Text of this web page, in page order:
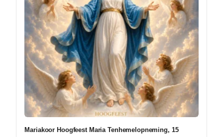
Mariakoor Hoogfeest Maria Tenhemelopneming, 15